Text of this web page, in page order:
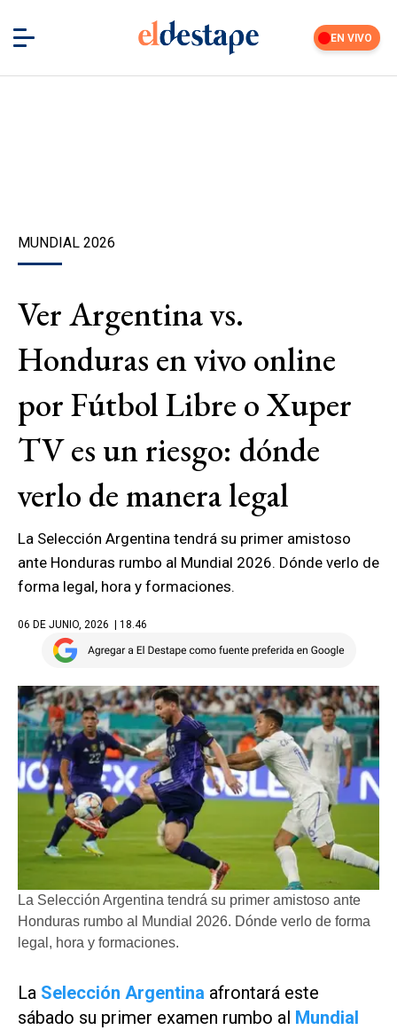
EN VIVO
MUNDIAL 2026
Ver Argentina vs.
Honduras en vivo online
por Fútbol Libre o Xuper
TV es un riesgo: dónde
verlo de manera legal
La Selección Argentina tendrá su primer amistoso
ante Honduras rumbo al Mundial 2026. Dónde verlo de
forma legal, hora y formaciones.
06 DE JUNIO, 2026 | 18.46
La Selección Argentina tendrá su primer amistoso ante
Honduras rumbo al Mundial 2026. Dónde verlo de forma
legal, hora y formaciones.
La Selección Argentina afrontará este
sábado su primer examen rumbo al Mundial